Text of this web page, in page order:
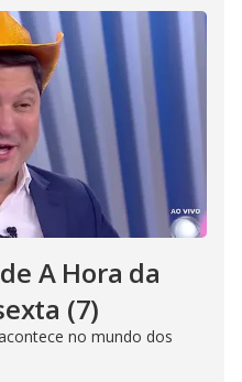
A Hora da
(7)
no mundo dos